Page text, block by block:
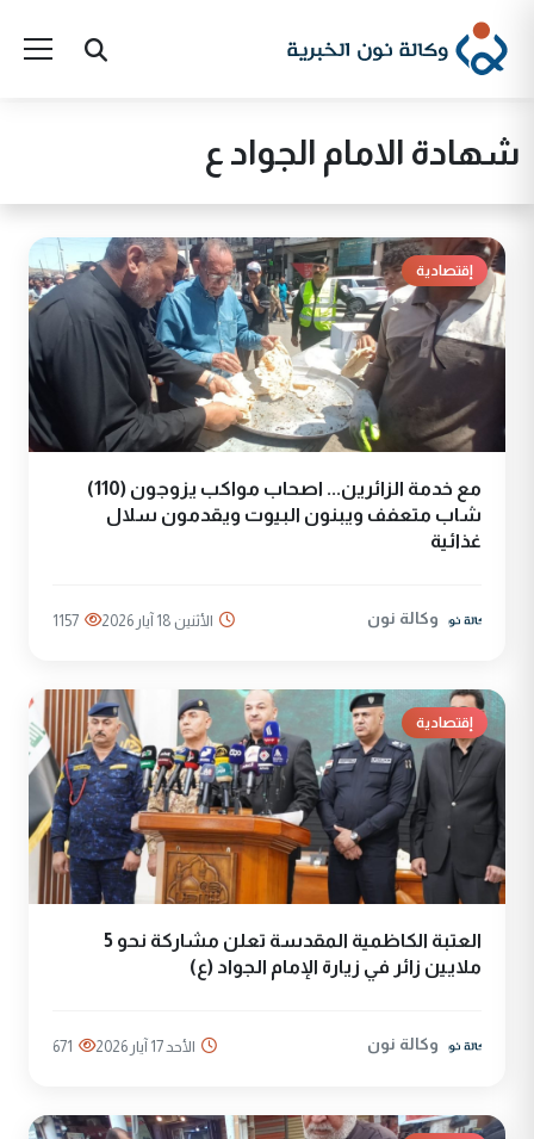
شهادة الامام الجواد ع
إقتصادية
مع خدمة الزائرين... اصحاب مواكب يزوجون (110)
شاب متعفف ويبنون البيوت ويقدمون سلال
غذائية
وكالة نون الأثنين 18 آيار 2026 1157
إقتصادية
العتبة الكاظمية المقدسة تعلن مشاركة نحو 5
ملايين زائر في زيارة الإمام الجواد (ع)
وكالة نون الأحد 17 آيار 2026 671